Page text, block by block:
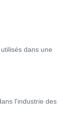
dans une
l'industrie des